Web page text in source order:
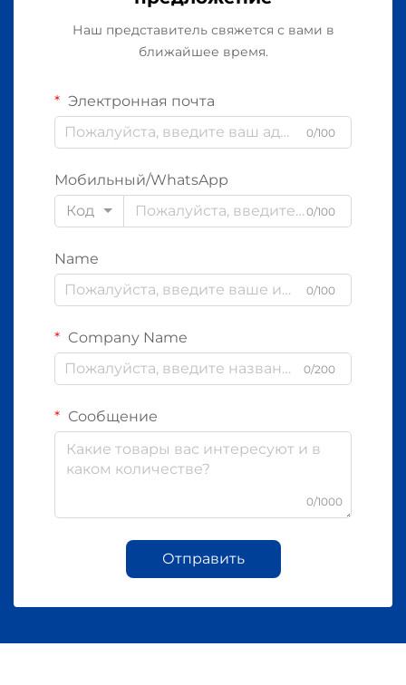
Наш представитель свяжется с вами в
ближайшее время.
Электронная почта
0/100
Мобильный/WhatsApp
Код
0/100
Name
0/100
Company Name
0/200
Сообщение
0/1000
Отправить